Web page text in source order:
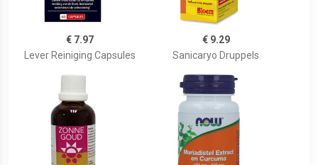
€ 7.97
Lever Reiniging Capsules
€ 9.29
Sanicaryo Druppels